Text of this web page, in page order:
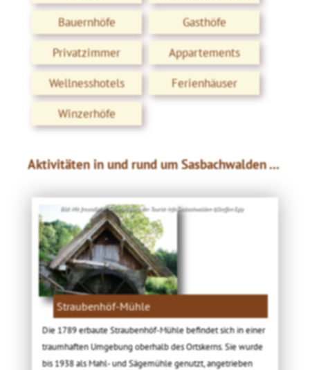
Bauernhöfe
Gasthöfe
Privatzimmer
Appartements
Wellnesshotels
Ferienhäuser
Winzerhöfe
Aktivitäten in und rund um Sasbachwalden ...
Bild: Mit freundlicher Genehmigung der Tourist-Info Sasbachwalden ©Steffen Egly
Straubenhöf-Mühle
Die 1789 erbaute Straubenhöf-Mühle befindet sich in einer
traumhaften Umgebung oberhalb des Ortskerns. Sie wurde
bis 1938 als Mahl- und Sägemühle genutzt, angetrieben